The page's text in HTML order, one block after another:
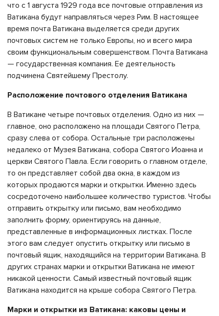
что с 1 августа 1929 года все почтовые отправления из
Ватикана будут направляться через Рим. В настоящее
время почта Ватикана выделяется среди других
почтовых систем не только Европы, но и всего мира
своим функциональным совершенством. Почта Ватикана
— государственная компания. Ее деятельность
подчинена Святейшему Престолу.
Расположение почтового отделения Ватикана
В Ватикане четыре почтовых отделения. Одно из них —
главное, оно расположено на площади Святого Петра,
сразу слева от собора. Остальные три расположены
недалеко от Музея Ватикана, собора Святого Иоанна и
церкви Святого Павла. Если говорить о главном отделе,
то он представляет собой два окна, в каждом из
которых продаются марки и открытки. Именно здесь
сосредоточено наибольшее количество туристов. Чтобы
отправить открытку или письмо, вам необходимо
заполнить форму, ориентируясь на данные,
представленные в информационных листках. После
этого вам следует опустить открытку или письмо в
почтовый ящик, находящийся на территории Ватикана. В
других странах марки и открытки Ватикана не имеют
никакой ценности. Самый известный почтовый ящик
Ватикана находится на крыше собора Святого Петра.
Марки и открытки из Ватикана: каковы цены и